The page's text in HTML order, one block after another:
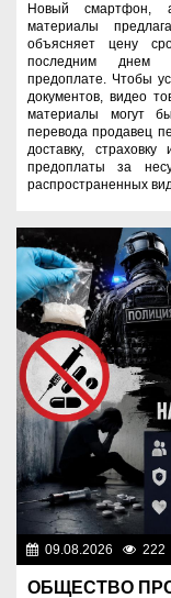
Новый смартфон,
материалы
объясняет цену
последним днем
предоплате. Чтобы
документов, видео
материалы могут
перевода продавец
доставку,
предоплаты за
распространенных
09.08.2026 222
ОБЩЕСТВО